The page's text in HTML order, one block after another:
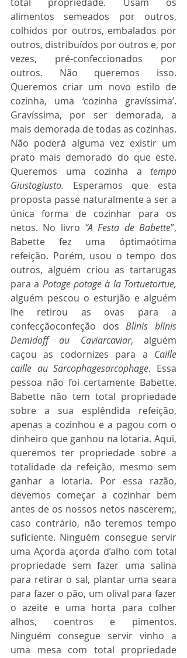
alimentos semeados por outros,
colhidos por outros, embalados por
outros, distribuídos por outros e, por
vezes, pré-confeccionados por
outros. Não queremos isso.
Queremos criar um novo estilo de
cozinha, uma ‘cozinha gravíssima’.
Gravíssima, por ser demorada, a
mais demorada de todas as cozinhas.
Não poderá alguma vez existir um
prato mais demorado do que este.
Queremos uma cozinha a tempo
Giustogiusto. Esperamos que esta
proposta passe naturalmente a ser a
única forma de cozinhar para os
netos. No livro “A Festa de Babette”,
Babette fez uma óptimaótima
refeição. Porém, usou o tempo dos
outros, alguém criou as tartarugas
para a Potage potage à la Tortuetortue,
alguém pescou o esturjão e alguém
lhe retirou as ovas para a
confecçãoconfeção dos Blinis blinis
Demidoff au Caviarcaviar, alguém
caçou as codornizes para a Caille
caille au Sarcophagesarcophage. Essa
pessoa não foi certamente Babette.
Babette não tem total propriedade
sobre a sua esplêndida refeição,
apenas a cozinhou e a pagou com o
dinheiro que ganhou na lotaria. Aqui,
queremos ter propriedade sobre a
totalidade da refeição, mesmo sem
ganhar a lotaria. Por essa razão,
devemos começar a cozinhar bem
antes de os nossos netos nascerem;,
caso contrário, não teremos tempo
suficiente. Ninguém consegue servir
uma Açorda açorda d’alho com total
propriedade sem fazer uma salina
para retirar o sal, plantar uma seara
para fazer o pão, um olival para fazer
o azeite e uma horta para colher
alhos, coentros e pimentos.
Ninguém consegue servir vinho a
uma mesa com total propriedade